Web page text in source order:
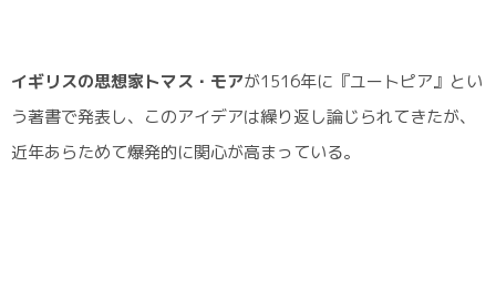
イギリスの思想家トマス・モアが1516年に『ユートピア』とい
う著書で発表し、このアイデアは繰り返し論じられてきたが、
近年あらためて爆発的に関心が高まっている。